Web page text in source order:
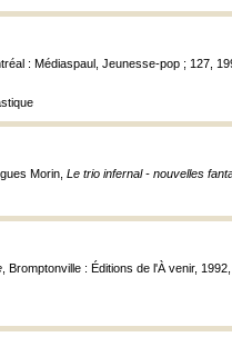
: Médiaspaul, Jeunesse-pop ; 127,
Morin, Le trio infernal - nouvelles
, Bromptonville : Éditions de l'À venir,